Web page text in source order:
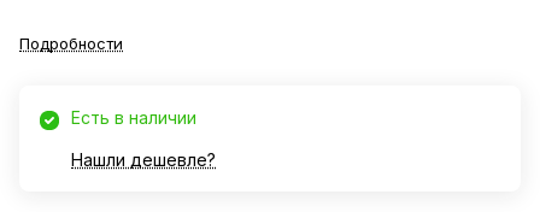
Подробности
Есть в наличии
Нашли дешевле?